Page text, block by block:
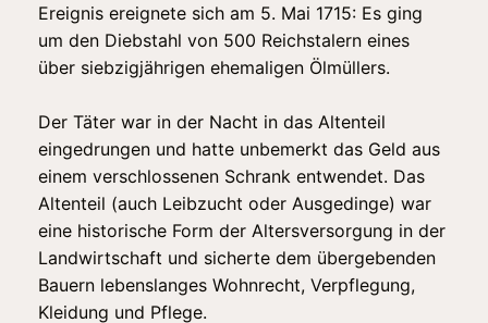
Ereignis ereignete sich am 5. Mai 1715: Es ging
um den Diebstahl von 500 Reichstalern eines
über siebzigjährigen ehemaligen Ölmüllers.
Der Täter war in der Nacht in das Altenteil
eingedrungen und hatte unbemerkt das Geld aus
einem verschlossenen Schrank entwendet. Das
Altenteil (auch Leibzucht oder Ausgedinge) war
eine historische Form der Altersversorgung in der
Landwirtschaft und sicherte dem übergebenden
Bauern lebenslanges Wohnrecht, Verpflegung,
Kleidung und Pflege.